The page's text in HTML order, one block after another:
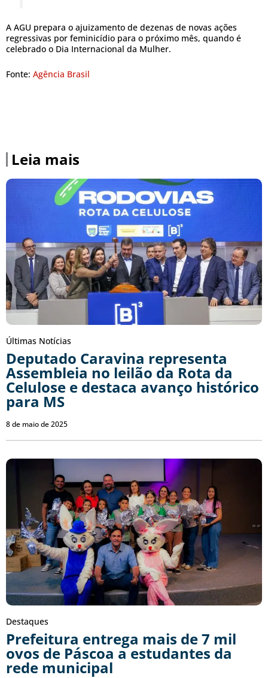
A AGU prepara o ajuizamento de dezenas de novas ações
regressivas por feminicídio para o próximo mês, quando é
celebrado o Dia Internacional da Mulher.
Fonte: Agência Brasil
Leia mais
Últimas Notícias
Deputado Caravina representa
Assembleia no leilão da Rota da
Celulose e destaca avanço histórico
para MS
8 de maio de 2025
Destaques
Prefeitura entrega mais de 7 mil
ovos de Páscoa a estudantes da
rede municipal